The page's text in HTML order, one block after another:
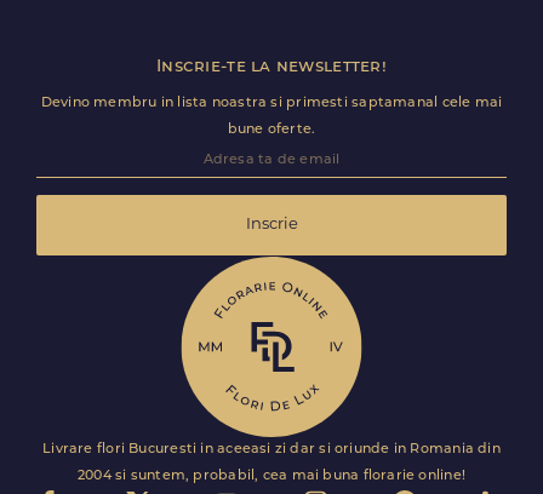
Inscrie-te la newsletter!
Devino membru in lista noastra si primesti saptamanal cele mai
bune oferte.
Inscrie
Livrare flori Bucuresti in aceeasi zi dar si oriunde in Romania din
2004 si suntem, probabil, cea mai buna florarie online!